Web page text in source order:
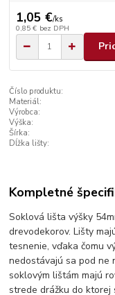
1,05 €/ks
0,85 € bez DPH
Číslo produktu:
Materiál:
Výrobca:
Výška:
Šírka:
Dĺžka lišty:
Kompletné
Soklová lišta výšky
drevodekorov. Lišty
tesnenie, vďaka čomu
nedostávajú sa pod ne
soklovým lištám majú
strede drážku do ktorej